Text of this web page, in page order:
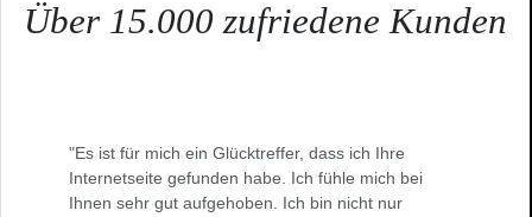
Über 15.000 zufriedene Kunden
"Es ist für mich ein Glücktreffer, dass ich Ihre
Internetseite gefunden habe. Ich fühle mich bei
Ihnen sehr gut aufgehoben. Ich bin nicht nur